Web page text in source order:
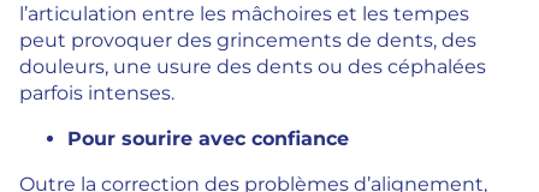
l’articulation entre les mâchoires et les tempes
peut provoquer des grincements de dents, des
douleurs, une usure des dents ou des céphalées
parfois intenses.
Pour sourire avec confiance
Outre la correction des problèmes d’alignement,